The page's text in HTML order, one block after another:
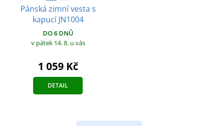
Pánská zimní vesta s
kapucí JN1004
DO 6 DNŮ
v pátek 14. 8. u vás
1 059 Kč
DETAIL